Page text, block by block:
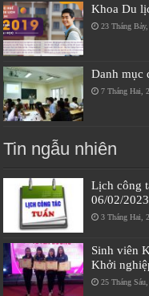
Khoa Du
23 Tháng
Danh mục
7 Tháng Hai,
Tin ngẫu nhiên
Lịch công
06/02/
3 Tháng Hai,
Sinh viên
Khởi
25 Tháng